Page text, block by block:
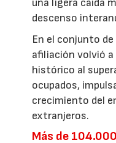
una ligera caída
descenso
En el conjunto
afiliación volvió
histórico al
ocupados,
crecimiento del
extranjeros.
Más de